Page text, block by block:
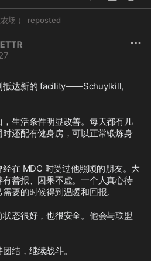
场 ） reposted
抵达新的 facility——Schuylkill,
生活条件明显改善。每天都有几
还配有健身房，可以正常锻炼身
在 MDC 时受过他照顾的朋友。大
善报、因果不虚。一个人真心待
要的时候得到温暖和回报。
态很好，也很安全。他会与联盟
结，继续战斗。